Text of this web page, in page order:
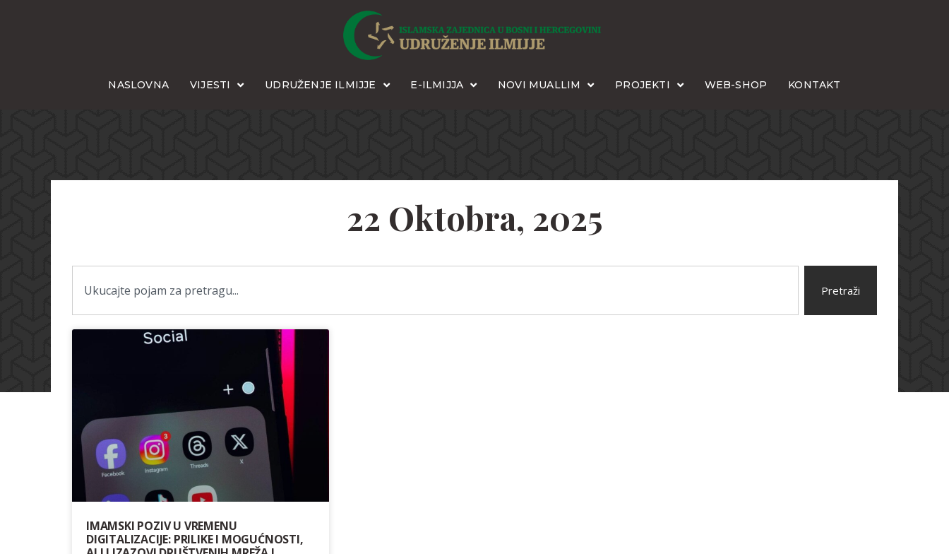
NASLOVNA VIJESTI UDRUŽENJE ILMIJJE E-ILMIJJA NOVI MUALLIM PROJEKTI WEB-SHOP KONTAKT
22 Oktobra, 2025
Pretraži
IMAMSKI POZIV U VREMENU
DIGITALIZACIJE: PRILIKE I MOGUĆNOSTI,